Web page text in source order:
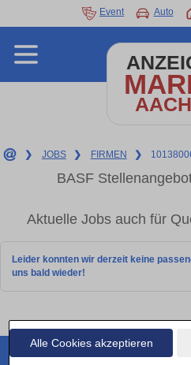
Alle Cookies akzeptieren
Event Auto
❯ JOBS ❯ FIRMEN ❯
BASF
Aktuelle Jobs auch für
Leider konnten wir derzeit keine
uns bald wieder!